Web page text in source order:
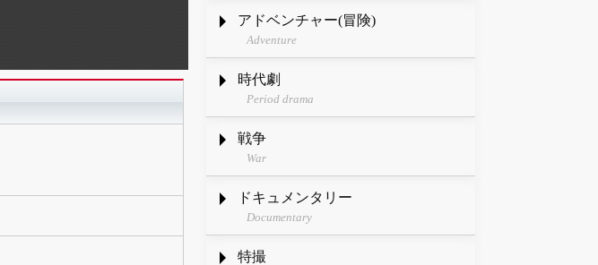
アドベンチャー(冒険)
Adventure
時代劇
Period drama
戦争
War
ドキュメンタリー
Documentary
特撮